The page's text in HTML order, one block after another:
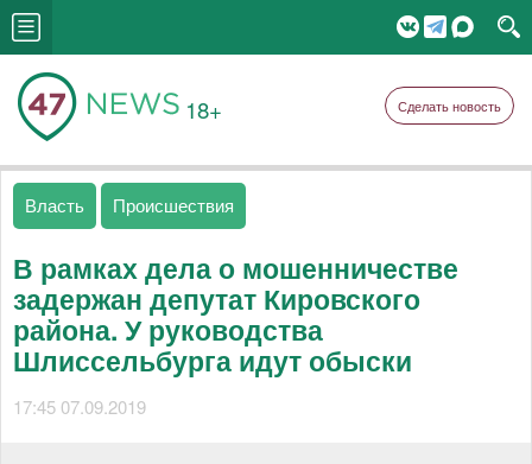
18+ Сделать новость
Власть Происшествия
В рамках дела о мошенничестве
задержан депутат Кировского
района. У руководства
Шлиссельбурга идут обыски
17:45 07.09.2019